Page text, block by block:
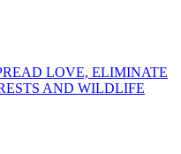
LOVE, ELIMINATE
AND WILDLIFE